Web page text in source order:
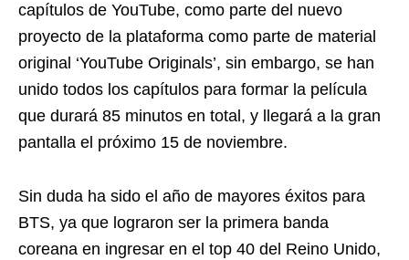
capítulos de YouTube, como parte del nuevo
proyecto de la plataforma como parte de material
original ‘YouTube Originals’, sin embargo, se han
unido todos los capítulos para formar la película
que durará 85 minutos en total, y llegará a la gran
pantalla el próximo 15 de noviembre.
Sin duda ha sido el año de mayores éxitos para
BTS, ya que lograron ser la primera banda
coreana en ingresar en el top 40 del Reino Unido,